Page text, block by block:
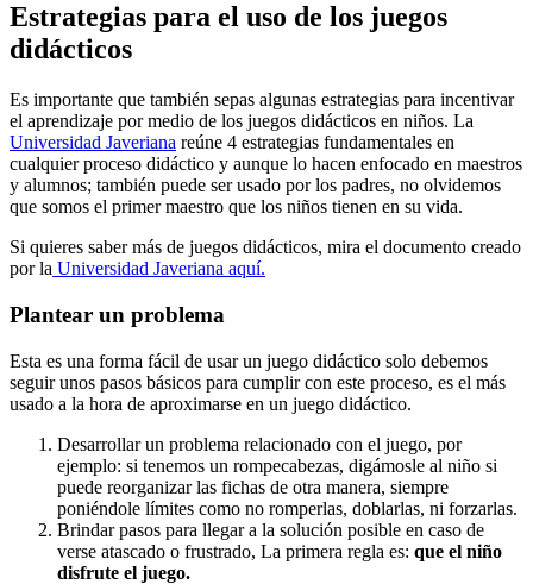
Estrategias para el uso de los juegos
didácticos
Es importante que también sepas algunas estrategias para incentivar
el aprendizaje por medio de los juegos didácticos en niños. La
Universidad Javeriana reúne 4 estrategias fundamentales en
cualquier proceso didáctico y aunque lo hacen enfocado en maestros
y alumnos; también puede ser usado por los padres, no olvidemos
que somos el primer maestro que los niños tienen en su vida.
Si quieres saber más de juegos didácticos, mira el documento creado
por la Universidad Javeriana aquí.
Plantear un problema
Esta es una forma fácil de usar un juego didáctico solo debemos
seguir unos pasos básicos para cumplir con este proceso, es el más
usado a la hora de aproximarse en un juego didáctico.
Desarrollar un problema relacionado con el juego, por
ejemplo: si tenemos un rompecabezas, digámosle al niño si
puede reorganizar las fichas de otra manera, siempre
poniéndole límites como no romperlas, doblarlas, ni forzarlas.
Brindar pasos para llegar a la solución posible en caso de
verse atascado o frustrado, La primera regla es: que el niño
disfrute el juego.